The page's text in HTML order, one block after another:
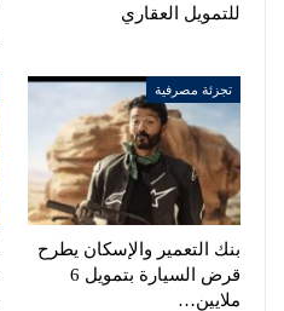
للتمويل العقاري
تجزئة مصرفية
بنك التعمير والإسكان يطرح
قرض السيارة بتمويل 6
ملايين…